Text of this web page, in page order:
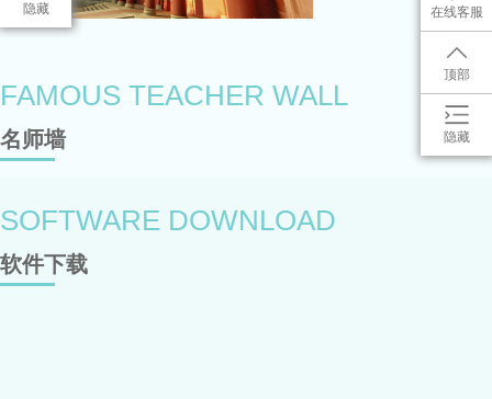
在线客服
顶部
隐藏
隐藏
FAMOUS TEACHER WALL
名师墙
SOFTWARE DOWNLOAD
软件下载